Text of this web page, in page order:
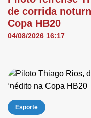
de corrida
Copa HB20
04/08/2026 16:17
Esporte